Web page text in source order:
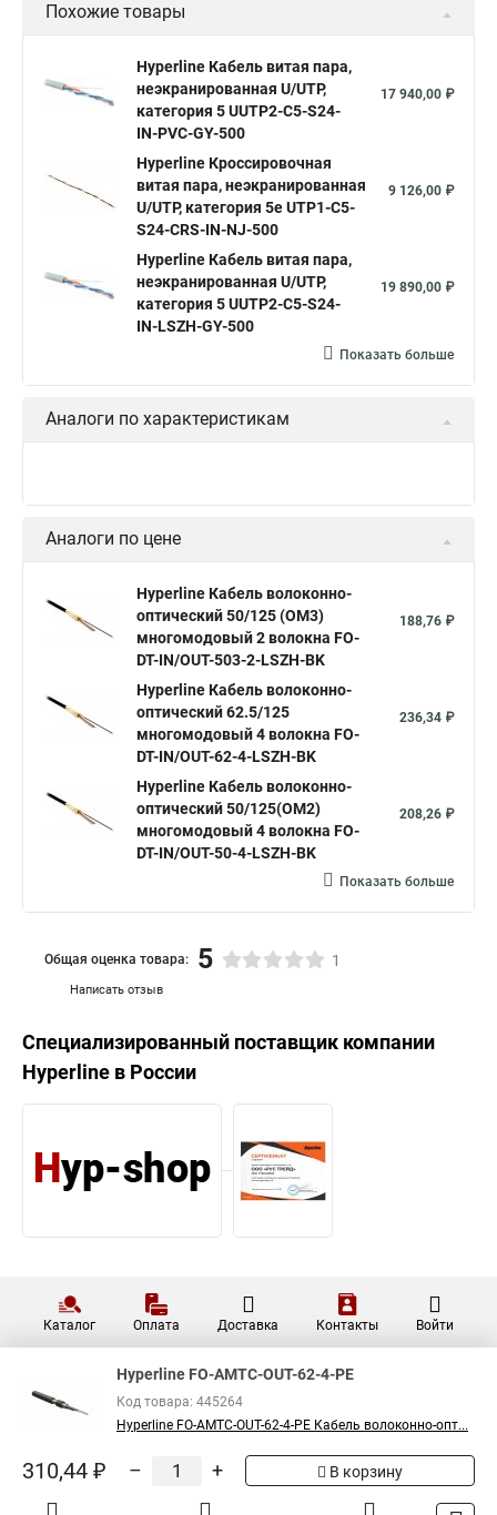
Похожие товары
Hyperline Кабель витая пара,
неэкранированная U/UTP,
категория 5 UUTP2-C5-S24-
IN-PVC-GY-500
17 940,00 ₽
Hyperline Кроссировочная
витая пара, неэкранированная
U/UTP, категория 5e UTP1-C5-
S24-CRS-IN-NJ-500
9 126,00 ₽
Hyperline Кабель витая пара,
неэкранированная U/UTP,
категория 5 UUTP2-C5-S24-
IN-LSZH-GY-500
19 890,00 ₽
Показать больше
Аналоги по характеристикам
DT-IN/OUT-62-4-LSZH-BK
272,70 ₽
оптический 50/125(OM2)
многомодовый 4 волокна FO-
DT-IN/OUT-50-4-LSZH-BK
Hyperline Кабель волоконно-
оптический 50/125(OM3)
многомодовый 4 волокна FO-
DT-IN/OUT-503-4-LSZH-BK
Аналоги по цене
Hyperline Кабель волоконно-
DT-IN/OUT-503-2-LSZH-BK
188,76 ₽
оптический 62.5/125
DT-IN/OUT-62-4-LSZH-BK
Hyperline Кабель волоконно-
DT-IN/OUT-50-4-LSZH-BK
5
Специализированный поставщик компании
Hyperline FO-AMTC-OUT-62-4-PE
Код товара: 445264
Hyperline FO-AMTC-OUT-62-4-PE Кабель волоконно-опт...
310,44 ₽ – + В корзину